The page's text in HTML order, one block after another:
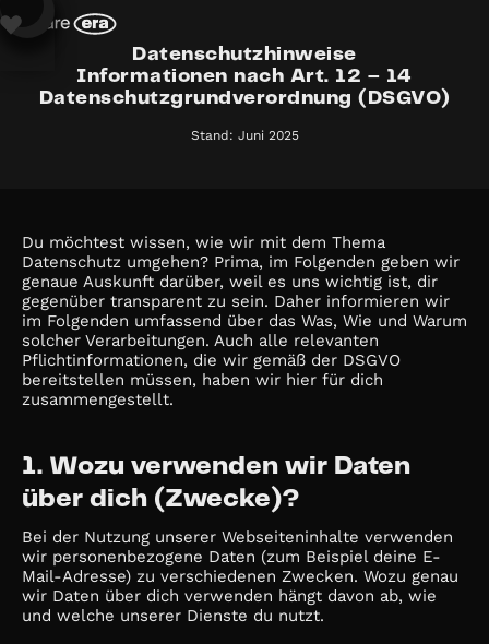
Datenschutzhinweise
Informationen nach Art. 12 – 14
Datenschutzgrundverordnung (DSGVO)
Stand: Juni 2025
Du möchtest wissen, wie wir mit dem Thema
Datenschutz umgehen? Prima, im Folgenden geben wir
genaue Auskunft darüber, weil es uns wichtig ist, dir
gegenüber transparent zu sein. Daher informieren wir
im Folgenden umfassend über das Was, Wie und Warum
solcher Verarbeitungen. Auch alle relevanten
Pflichtinformationen, die wir gemäß der DSGVO
bereitstellen müssen, haben wir hier für dich
zusammengestellt.
1. Wozu verwenden wir Daten
über dich (Zwecke)?
Bei der Nutzung unserer Webseiteninhalte verwenden
wir personenbezogene Daten (zum Beispiel deine E-
Mail-Adresse) zu verschiedenen Zwecken. Wozu genau
wir Daten über dich verwenden hängt davon ab, wie
und welche unserer Dienste du nutzt.